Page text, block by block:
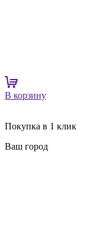
В корзину
Покупка в 1 клик
Ваш город